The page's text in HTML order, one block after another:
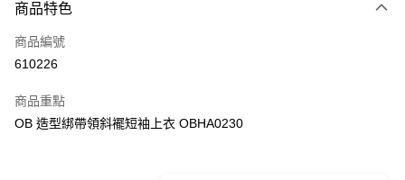
信用卡
Apple Pay
PayMe
商品特色
商品編號
610226
商品重點
OB 造型綁帶領斜襬短袖上衣 OBHA0230